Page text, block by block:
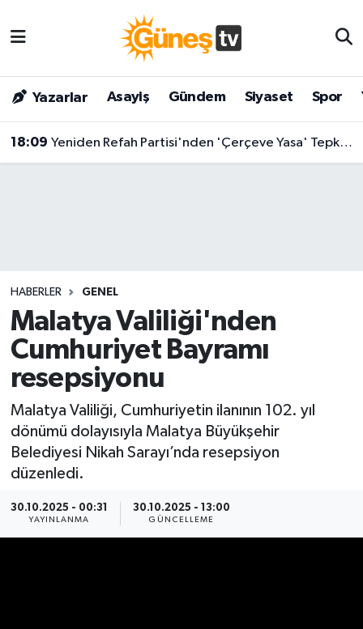
Yazarlar Asayiş Gündem Siyaset Spor
18:09 Yeniden Refah Partisi'nden 'Çerçeve Yasa' Tepkisi: "Bilmediğimiz Kanuna 'Evet' Diyemeyiz"
HABERLER GENEL
Malatya Valiliği'nden
Cumhuriyet Bayramı
resepsiyonu
Malatya Valiliği, Cumhuriyetin ilanının 102. yıl
dönümü dolayısıyla Malatya Büyükşehir
Belediyesi Nikah Sarayı’nda resepsiyon
düzenledi.
30.10.2025 - 00:31
YAYINLANMA
30.10.2025 - 13:00
GÜNCELLEME
Bilim & Teknoloji
Dünya
Magazin
Siyaset
Spor
Yaşam
Malatya Nöbetçi Eczaneler
Malatya Hava Durumu
Malatya Namaz Vakitleri
Son Dakika Haberleri
Haber Arşivi